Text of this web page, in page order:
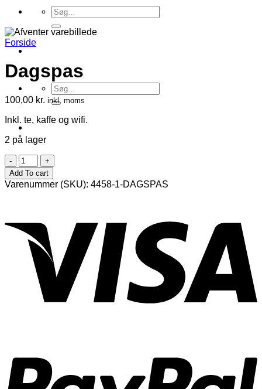
Søg
efter:
Søg
efter:
Forside
Dagspas
100,00 kr. inkl. moms
Inkl. te, kaffe og wifi.
2 på lager
Dagspas
antal
Add To cart
Varenummer (SKU): 4458-1-DAGSPAS